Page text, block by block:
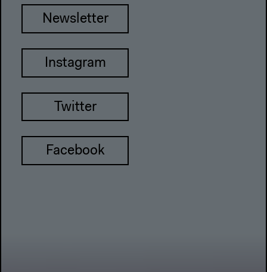
Newsletter
Instagram
Twitter
Facebook